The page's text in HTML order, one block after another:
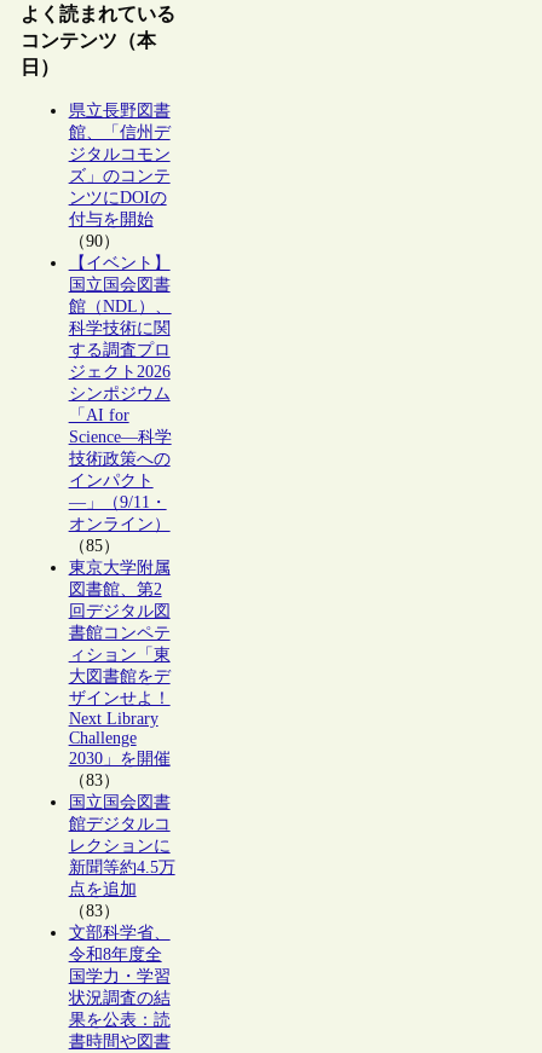
よく読まれている
コンテンツ（本
日）
県立長野図書
館、「信州デ
ジタルコモン
ズ」のコンテ
ンツにDOIの
付与を開始
（90）
【イベント】
国立国会図書
館（NDL）、
科学技術に関
する調査プロ
ジェクト2026
シンポジウム
「AI for
Science―科学
技術政策への
インパクト
―」（9/11・
オンライン）
（85）
東京大学附属
図書館、第2
回デジタル図
書館コンペテ
ィション「東
大図書館をデ
ザインせよ！
Next Library
Challenge
2030」を開催
（83）
国立国会図書
館デジタルコ
レクションに
新聞等約4.5万
点を追加
（83）
文部科学省、
令和8年度全
国学力・学習
状況調査の結
果を公表：読
書時間や図書